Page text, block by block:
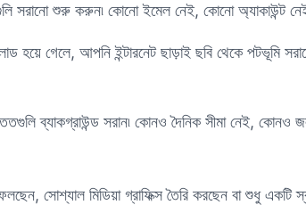
সরানো শুরু করুন৷ কোনো ইমেল নেই, কোনো অ্যাকাউন্ট
হয়ে গেলে, আপনি ইন্টারনেট ছাড়াই ছবি থেকে পটভূমি
ব্যাকগ্রাউন্ড সরান৷ কোনও দৈনিক সীমা নেই, কোনও
সোশ্যাল মিডিয়া গ্রাফিক্স তৈরি করছেন বা শুধু একটি